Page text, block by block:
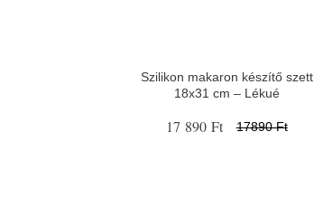
Szilikon makaron készítő szett
18x31 cm – Lékué
17 890 Ft 17890 Ft